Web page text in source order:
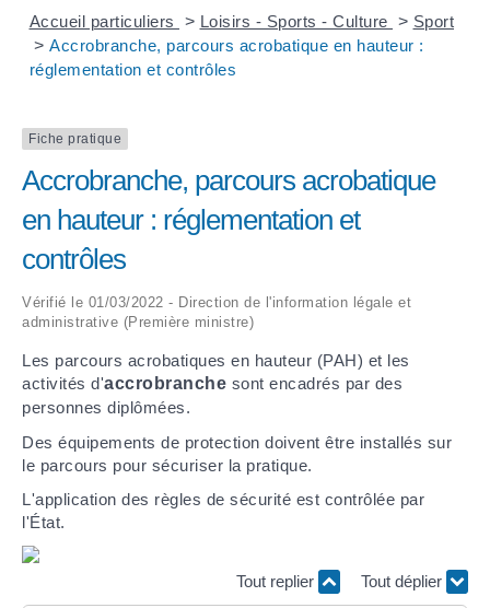
Accueil particuliers > Loisirs - Sports - Culture > Sport
> Accrobranche, parcours acrobatique en hauteur :
réglementation et contrôles
Fiche pratique
Accrobranche, parcours acrobatique
en hauteur : réglementation et
contrôles
Vérifié le 01/03/2022 - Direction de l'information légale et
administrative (Première ministre)
Les parcours acrobatiques en hauteur (PAH) et les
activités d'accrobranche sont encadrés par des
personnes diplômées.
Des équipements de protection doivent être installés sur
le parcours pour sécuriser la pratique.
L'application des règles de sécurité est contrôlée par
l'État.
Tout replier Tout déplier
DECHETS
DOSSIER DE DEMANDE DE SUBVENTION
DEMANDE DE PRÊT DE MATERIEL
FICHE D'ORGANISATION MANIFESTATION
PLAN D'ACTION MUNICIPAL
ARRÊTÉS MUNICIPAUX
DÉLIBÉRATIONS